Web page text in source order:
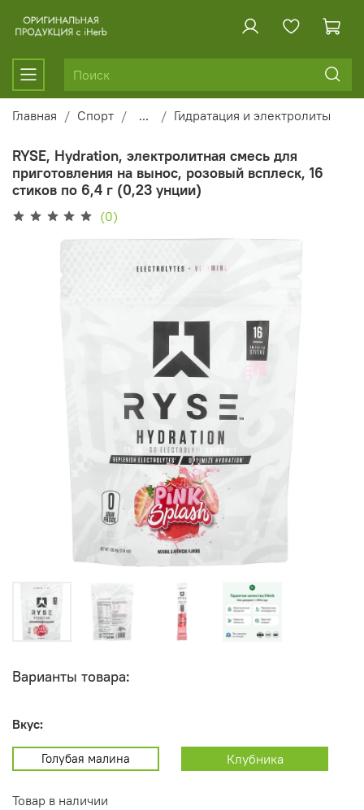
Главная Спорт ... Гидратация и электролиты
RYSE, Hydration, электролитная смесь для
приготовления на вынос, розовый всплеск, 16
стиков по 6,4 г (0,23 унции)
(0)
Варианты товара:
Вкус:
Голубая малина Клубника
Товар в наличии